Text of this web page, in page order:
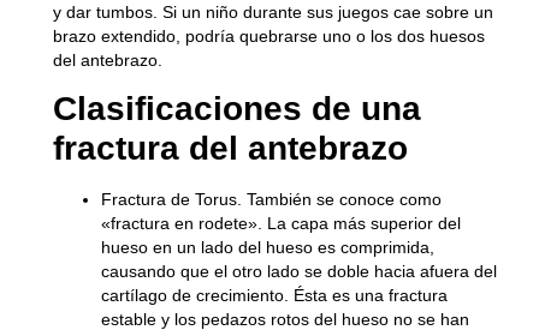
y dar tumbos. Si un niño durante sus juegos cae sobre un
brazo extendido, podría quebrarse uno o los dos huesos
del antebrazo.
Clasificaciones de una
fractura del antebrazo
Fractura de Torus. También se conoce como
«fractura en rodete». La capa más superior del
hueso en un lado del hueso es comprimida,
causando que el otro lado se doble hacia afuera del
cartílago de crecimiento. Ésta es una fractura
estable y los pedazos rotos del hueso no se han